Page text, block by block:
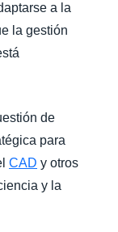
a la
la gestión
de
para
CAD y otros
y la